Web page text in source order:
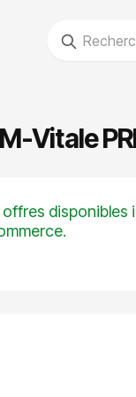
Vitale
disponibles